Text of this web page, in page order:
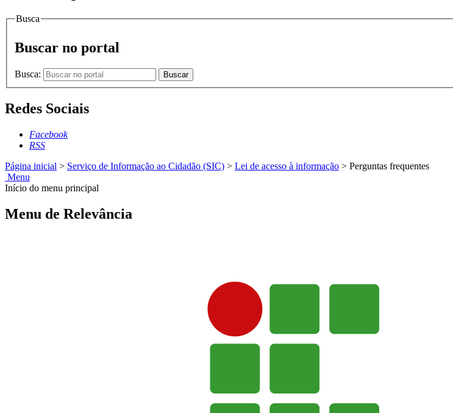
Busca
Buscar no portal
Busca: Buscar
Redes Sociais
Facebook
RSS
Página inicial > Serviço de Informação ao Cidadão (SIC) > Lei de acesso à informação > Perguntas frequentes
Menu
Início do menu principal
Menu de Relevância